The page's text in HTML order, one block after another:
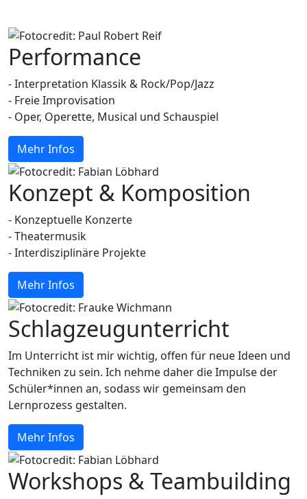
Performance
- Interpretation Klassik & Rock/Pop/Jazz
- Freie Improvisation
- Oper, Operette, Musical und Schauspiel
Mehr Infos
Konzept & Komposition
- Konzeptuelle Konzerte
- Theatermusik
- Interdisziplinäre Projekte
Mehr Infos
Schlagzeugunterricht
Im Unterricht ist mir wichtig, offen für neue Ideen und
Techniken zu sein. Ich nehme daher die Impulse der
Schüler*innen an, sodass wir gemeinsam den
Lernprozess gestalten.
Mehr Infos
Workshops & Teambuilding